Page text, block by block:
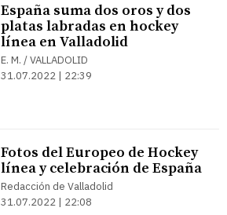
España suma dos oros y dos
platas labradas en hockey
línea en Valladolid
E. M. / VALLADOLID
31.07.2022 | 22:39
Fotos del Europeo de Hockey
línea y celebración de España
Redacción de Valladolid
31.07.2022 | 22:08